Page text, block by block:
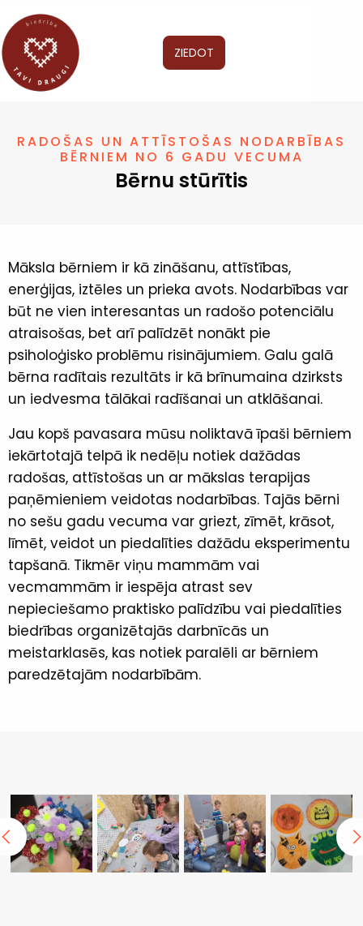
ZIEDOT
RADOŠAS UN ATTĪSTOŠAS NODARBĪBAS
BĒRNIEM NO 6 GADU VECUMA
Bērnu stūrītis
Māksla bērniem ir kā zināšanu, attīstības,
enerģijas, iztēles un prieka avots. Nodarbības var
būt ne vien interesantas un radošo potenciālu
atraisošas, bet arī palīdzēt nonākt pie
psiholoģisko problēmu risinājumiem. Galu galā
bērna radītais rezultāts ir kā brīnumaina dzirksts
un iedvesma tālākai radīšanai un atklāšanai.
Jau kopš pavasara mūsu noliktavā īpaši bērniem
iekārtotajā telpā ik nedēļu notiek dažādas
radošas, attīstošas un ar mākslas terapijas
paņēmieniem veidotas nodarbības. Tajās bērni
no sešu gadu vecuma var griezt, zīmēt, krāsot,
līmēt, veidot un piedalīties dažādu eksperimentu
tapšanā. Tikmēr viņu mammām vai
vecmammām ir iespēja atrast sev
nepieciešamo praktisko palīdzību vai piedalīties
biedrības organizētajās darbnīcās un
meistarklasēs, kas notiek paralēli ar bērniem
paredzētajām nodarbībām.